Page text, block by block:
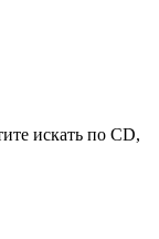
искать по CD,